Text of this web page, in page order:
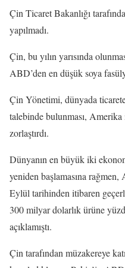
Çin Ticaret Bakanlığı
yapılmadı.
Çin, bu yılın yarısında
ABD’den en düşük soya
Çin Yönetimi, dünyada
talebinde bulunması, Amerika
zorlaştırdı.
Dünyanın en büyük iki
yeniden başlamasına
Eylül tarihinden itibaren
300 milyar dolarlık ürüne
açıklamıştı.
Çin tarafından müzakereye